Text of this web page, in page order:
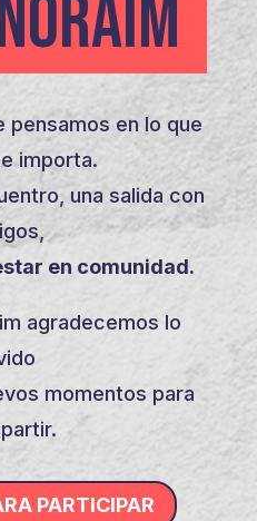
pensamos en lo que
importa.
una salida con
en comunidad.
agradecemos lo
momentos para
PARTICIPAR